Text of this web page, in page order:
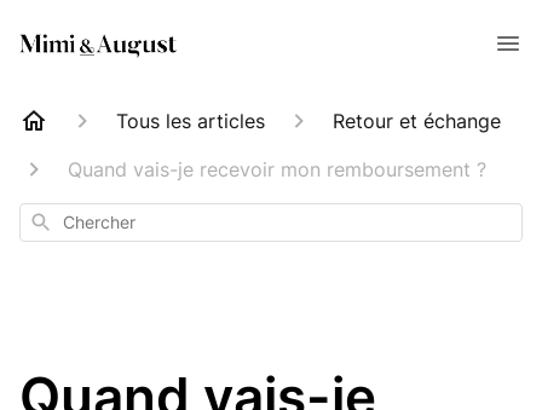
Tous les articles
Retour et échange
Quand vais-je recevoir mon remboursement ?
Chercher
Quand vais-je